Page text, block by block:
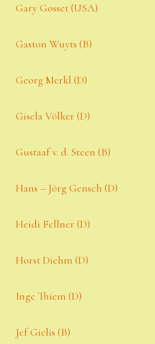
Gary Gosset (USA)
Gaston Wuyts (B)
Georg Merkl (D)
Gisela Völker (D)
Gustaaf v. d. Steen (B)
Hans – Jörg Gensch (D)
Heidi Fellner (D)
Horst Diehm (D)
Inge Thiem (D)
Jef Gielis (B)